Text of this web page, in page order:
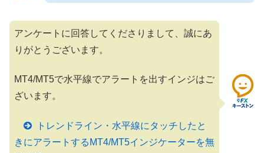
アンケートに回答してくださりまして、誠にあ
りがとうございます。
MT4/MT5で水平線でアラートを出すインジはご
ざいます。
トレンドライン・水平線にタッチしたと
きにアラートするMT4/MT5インジケーターを無